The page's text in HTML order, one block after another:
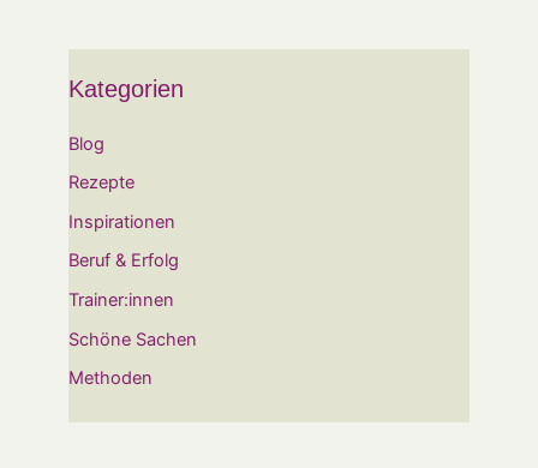
Kategorien
Blog
Rezepte
Inspirationen
Beruf & Erfolg
Trainer:innen
Schöne Sachen
Methoden